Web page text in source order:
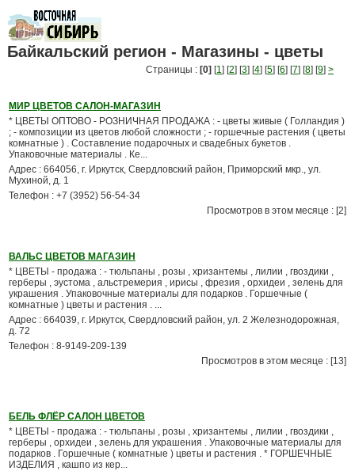
Байкальский регион - Магазины - цветы
Страницы : [0] [1] [2] [3] [4] [5] [6] [7] [8] [9] >
МИР ЦВЕТОВ САЛОН-МАГАЗИН
* ЦВЕТЫ ОПТОВО - РОЗНИЧНАЯ ПРОДАЖА : - цветы живые ( Голландия )
; - композиции из цветов любой сложности ; - горшечные растения ( цветы
комнатные ) . Составление подарочных и свадебных букетов .
Упаковочные материалы . Ке...
Адрес : 664056, г. Иркутск, Свердловский район, Приморский мкр., ул.
Мухиной, д. 1
Телефон : +7 (3952) 56-54-34
Просмотров в этом месяце : [2]
ВАЛЬС ЦВЕТОВ МАГАЗИН
* ЦВЕТЫ - продажа : - тюльпаны , розы , хризантемы , лилии , гвоздики ,
герберы , эустома , альстремерия , ирисы , фрезия , орхидеи , зелень для
украшения . Упаковочные материалы для подарков . Горшечные (
комнатные ) цветы и растения . ...
Адрес : 664039, г. Иркутск, Свердловский район, ул. 2 Железнодорожная,
д. 72
Телефон : 8-9149-209-139
Просмотров в этом месяце : [13]
БЕЛЬ ФЛЁР САЛОН ЦВЕТОВ
* ЦВЕТЫ - продажа : - тюльпаны , розы , хризантемы , лилии , гвоздики ,
герберы , орхидеи , зелень для украшения . Упаковочные материалы для
подарков . Горшечные ( комнатные ) цветы и растения . * ГОРШЕЧНЫЕ
ИЗДЕЛИЯ , кашпо из кер...